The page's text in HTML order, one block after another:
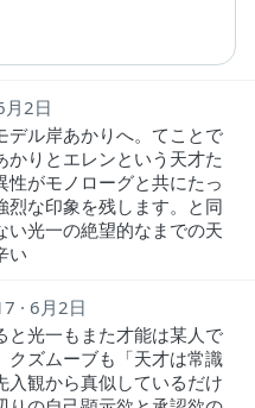
月2日
デル岸あかりへ。てことで
りとエレンという天才た
性がモノローグと共にたっ
烈な印象を残します。と同
い光一の絶望的なまでの天
い
6月2日
と光一もまた才能は某人で
クズムーブも「天才は常識
入観から真似しているだけ